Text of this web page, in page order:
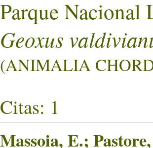
Parque Nacional
Geoxus
(ANIMALIA
Citas: 1
Massoia, E.;